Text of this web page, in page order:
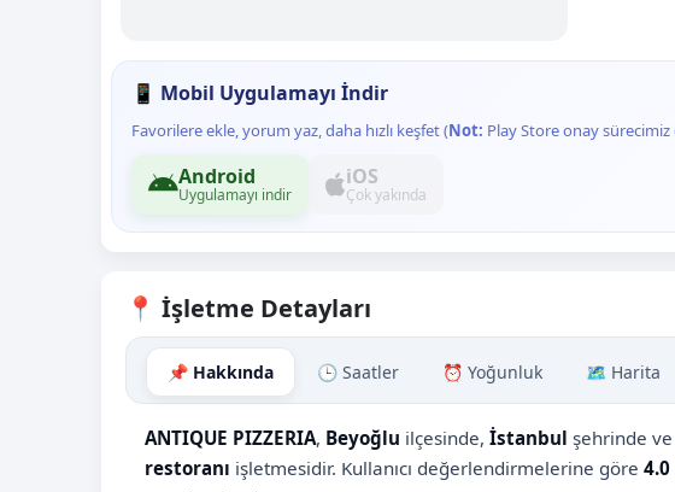
📱 Mobil Uygulamayı İndir
Favorilere ekle, yorum yaz, daha hızlı keşfet (Not: Play Store onay
Android
Uygulamayı indir
iOS
Çok yakında
📍 İşletme Detayları
📌 Hakkında 🕒 Saatler ⏰ Yoğunluk 🗺️ Harita
ANTIQUE PIZZERIA, Beyoğlu ilçesinde, İstanbul şehrinde ve
restoranı işletmesidir. Kullanıcı değerlendirmelerine göre 4.0